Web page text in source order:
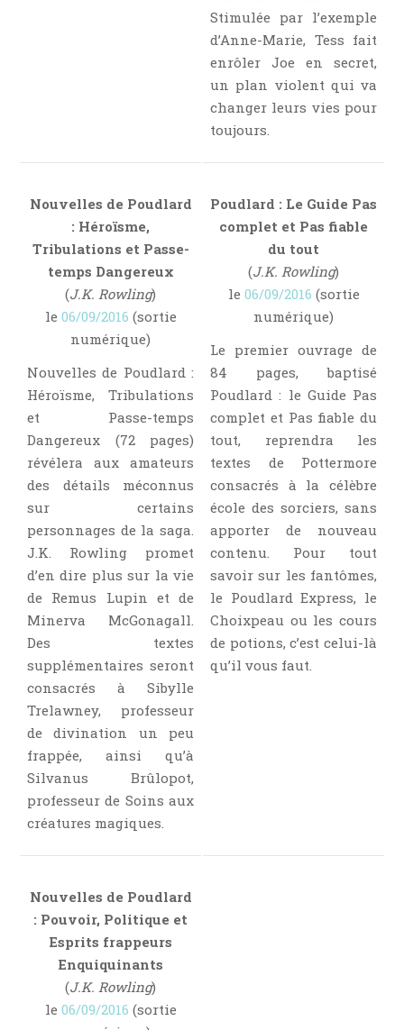
Poésie
Point Lecture
Post Apocalyptique
Rendez-Vous Livresques
Road-Book
Roman
Roman D'apprentissage
Romance
Sociologie
Surnaturel
Swaps Et Challenges
Théâtre
Thriller
Thriller Psychologique
Top Ten Tuesday
Wish-List
Young Adult
Stimulée par l’exemple
d’Anne-Marie, Tess fait
enrôler Joe en secret,
un plan violent qui va
changer leurs vies pour
toujours.
Nouvelles de Poudlard
: Héroïsme,
Tribulations et Passe-
temps Dangereux
(J.K. Rowling)
le 06/09/2016 (sortie
numérique)
Nouvelles de Poudlard :
Héroïsme, Tribulations
et Passe-temps
Dangereux (72 pages)
révélera aux amateurs
des détails méconnus
sur certains
personnages de la saga.
J.K. Rowling promet
d’en dire plus sur la vie
de Remus Lupin et de
Minerva McGonagall.
Des textes
supplémentaires seront
consacrés à Sibylle
Trelawney, professeur
de divination un peu
frappée, ainsi qu’à
Silvanus Brûlopot,
professeur de Soins aux
créatures magiques.
Poudlard : Le Guide Pas
complet et Pas fiable
du tout
(J.K. Rowling)
le 06/09/2016 (sortie
numérique)
Le premier ouvrage de
84 pages, baptisé
Poudlard : le Guide Pas
complet et Pas fiable du
tout, reprendra les
textes de Pottermore
consacrés à la célèbre
école des sorciers, sans
apporter de nouveau
contenu. Pour tout
savoir sur les fantômes,
le Poudlard Express, le
Choixpeau ou les cours
de potions, c’est celui-là
qu’il vous faut.
Nouvelles de Poudlard
: Pouvoir, Politique et
Esprits frappeurs
Enquiquinants
(J.K. Rowling)
le 06/09/2016 (sortie